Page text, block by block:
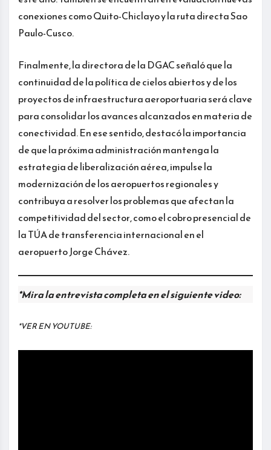
conexiones como Quito-Chiclayo y la ruta directa Sao
Paulo-Cusco.
Finalmente, la directora de la DGAC señaló que la
continuidad de la política de cielos abiertos y de los
proyectos de infraestructura aeroportuaria será clave
para consolidar los avances alcanzados en materia de
conectividad. En ese sentido, destacó la importancia
de que la próxima administración mantenga la
estrategia de liberalización aérea, impulse la
modernización de los aeropuertos regionales y
contribuya a resolver los problemas que afectan la
competitividad del sector, como el cobro presencial de
la TÚA de transferencia internacional en el
aeropuerto Jorge Chávez.
*Mira la entrevista completa en el siguiente video:
*VER EN YOUTUBE: